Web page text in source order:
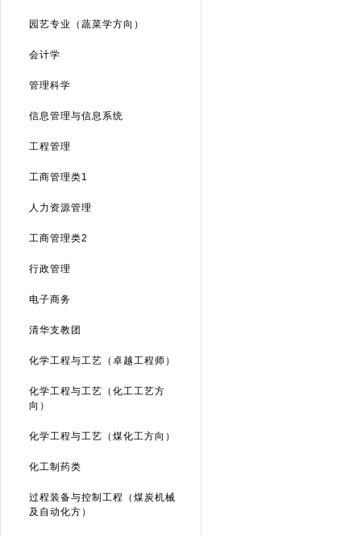
园艺专业（蔬菜学方向）
会计学
管理科学
信息管理与信息系统
工程管理
工商管理类1
人力资源管理
工商管理类2
行政管理
电子商务
清华支教团
化学工程与工艺（卓越工程师）
化学工程与工艺（化工工艺方
向）
化学工程与工艺（煤化工方向）
化工制药类
过程装备与控制工程（煤炭机械
及自动化方）